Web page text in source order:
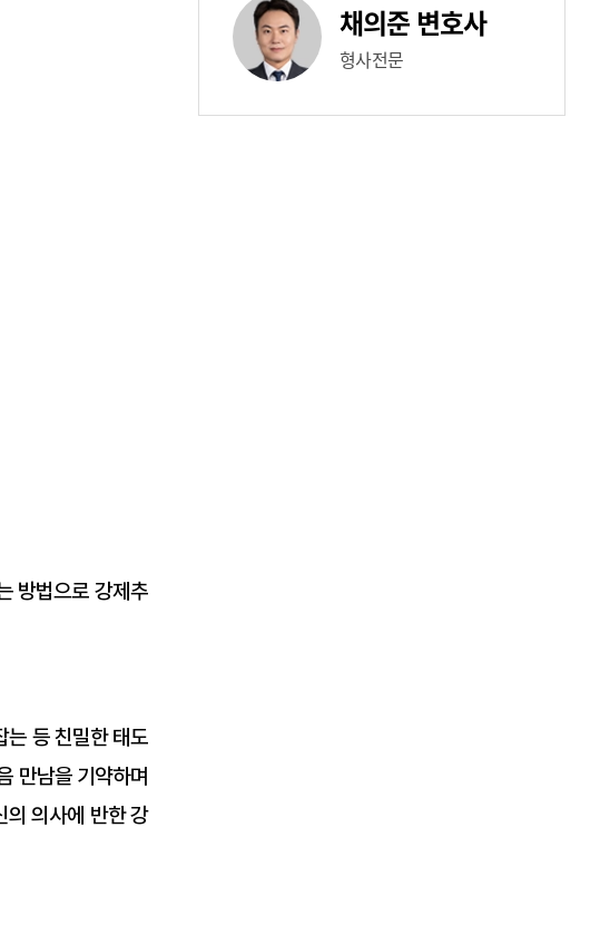
방법으로 강제추
는 등 친밀한 태도
만남을 기약하며
의 의사에 반한 강
채의준 변호사
형사전문